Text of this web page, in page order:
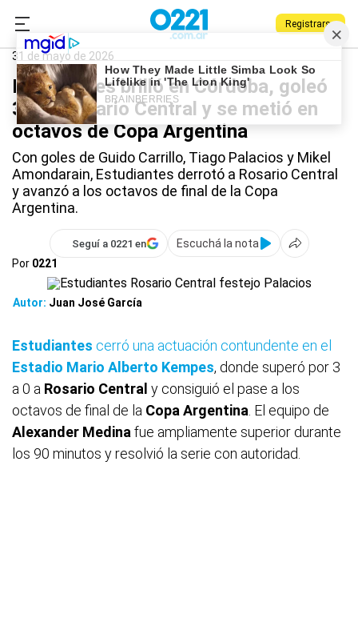
Registrarse
0221.com.ar Deportes
31 de mayo de 2026
Estudiantes brilló en Córdoba, goleó
3-0 a Rosario Central y se metió en
octavos de Copa Argentina
Con goles de Guido Carrillo, Tiago Palacios y Mikel
Amondarain, Estudiantes derrotó a Rosario Central
y avanzó a los octavos de final de la Copa
Argentina.
Seguí a 0221 en
Escuchá la nota
Por 0221
Autor: Juan José García
Estudiantes cerró una actuación contundente en el
Estadio Mario Alberto Kempes, donde superó por 3
a 0 a Rosario Central y consiguió el pase a los
octavos de final de la Copa Argentina . El equipo de
Alexander Medina fue ampliamente superior durante
los 90 minutos y resolvió la serie con autoridad.